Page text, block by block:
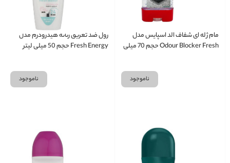
مام ژله ای شفاف الد اسپایس مدل
Odour Blocker Fresh حجم 70 میلی
ناموجود
رول ضد تعریق زنانه هیدرودرم مدل
Fresh Energy حجم 50 میلی لیتر
ناموجود